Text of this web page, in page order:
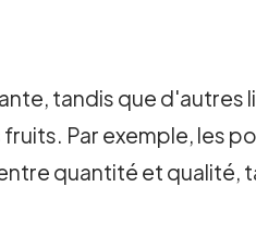
tandis que d'autres
Par exemple, les
quantité et qualité,